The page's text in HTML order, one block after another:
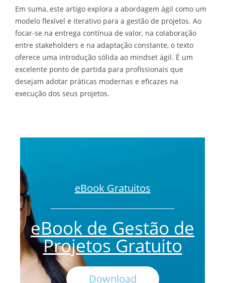
Em suma, este artigo explora a abordagem ágil como um
modelo flexível e iterativo para a gestão de projetos. Ao
focar-se na entrega contínua de valor, na colaboração
entre stakeholders e na adaptação constante, o texto
oferece uma introdução sólida ao mindset ágil. É um
excelente ponto de partida para profissionais que
desejam adotar práticas modernas e eficazes na
execução dos seus projetos.
eBook Gratuitos
eBook de Gestão de
Projetos Gratuito
Download